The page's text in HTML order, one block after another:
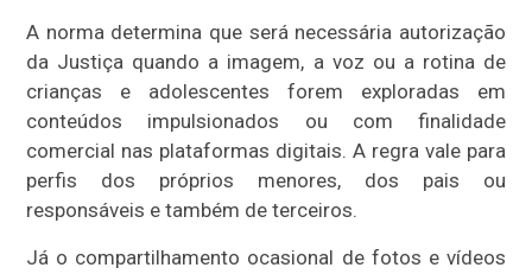
A norma determina que será necessária autorização
da Justiça quando a imagem, a voz ou a rotina de
crianças e adolescentes forem exploradas em
conteúdos impulsionados ou com finalidade
comercial nas plataformas digitais. A regra vale para
perfis dos próprios menores, dos pais ou
responsáveis e também de terceiros.
Já o compartilhamento ocasional de fotos e vídeos